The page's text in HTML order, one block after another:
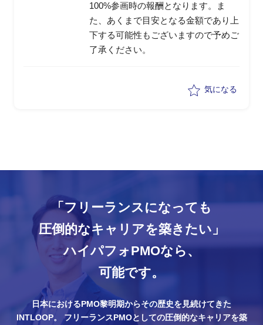
100%参画時の報酬となります。ま
た、あくまで目安となる金額であり上
下する可能性もございますので予めご
了承ください。
気になる
「フリーランスになっても
圧倒的なキャリアを築きたい」
ハイパフォPMOなら、
可能です。
日本におけるPMO黎明期からその歴史を見続けてきた
INTLOOP。
フリーランスPMOとしての圧倒的なキャリアを築